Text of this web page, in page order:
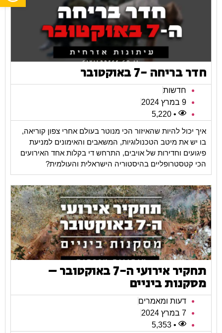
חדר בריחה -7 באוקטובר
חדשות
9 במרץ 2024
• 5,220
איך יכול להיות שהאיזור הכי מנוטר בעולם אחרי צפון קוריאה,
בו יש את מיטב הטכנולוגיות, המשאבים והאימונים למניעת
פיגועים וחדירות של אויבים, התרחש די בקלות אחד האירועים
הכי קטסטרופליים בהיסטוריה הישראלית והעולמית?
תחקיר אירועי ה-7 באוקטובר –
מסקנות ביניים
דעות ומאמרים
7 במרץ 2024
• 5,353